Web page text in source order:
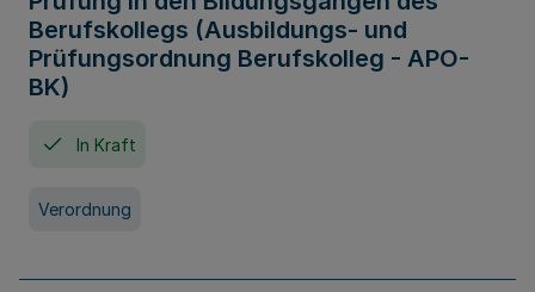
Berufskollegs (Ausbildungs- und
Prüfungsordnung Berufskolleg - APO-
BK)
In Kraft
Verordnung